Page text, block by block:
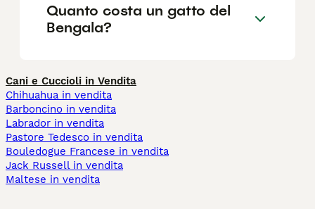
Quanto costa un gatto del
Bengala?
Cani e Cuccioli in Vendita
Chihuahua in vendita
Barboncino in vendita
Labrador in vendita
Pastore Tedesco in vendita
Bouledogue Francese in vendita
Jack Russell in vendita
Maltese in vendita